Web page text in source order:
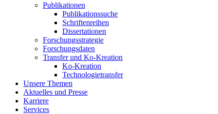
Publikationen
Publikationssuche
Schriftenreihen
Dissertationen
Forschungsstrategie
Forschungsdaten
Transfer und Ko-Kreation
Ko-Kreation
Technologietransfer
Unsere Themen
Aktuelles und Presse
Karriere
Services